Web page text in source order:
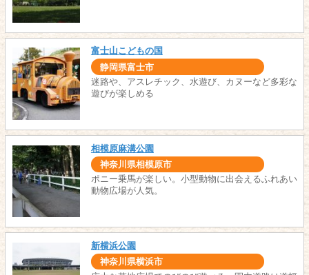
富士山こどもの国
静岡県富士市
迷路や、アスレチック、水遊び、カヌーなど多彩な
遊びが楽しめる
相模原麻溝公園
神奈川県相模原市
ポニー乗馬が楽しい。小型動物に出会えるふれあい
動物広場が人気。
新横浜公園
神奈川県横浜市